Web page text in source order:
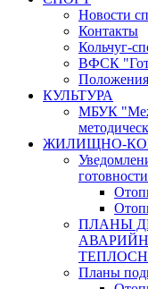
Новости
Контакты
Кольчуг-
ВФСК
КУЛЬТУРА
МБУК
ЖИЛИЩНО-
ПЛАНЫ
Планы